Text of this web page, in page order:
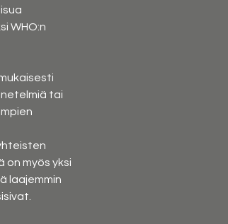
WHO:n
tai
myös yksi
laajemmin